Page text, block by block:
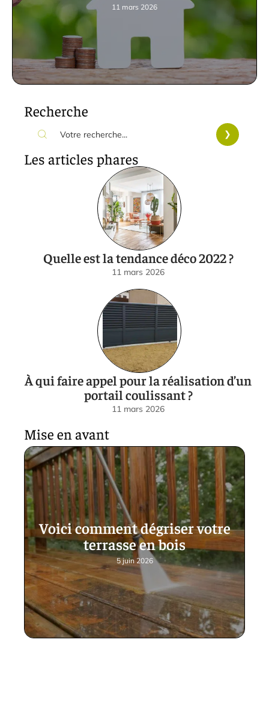
11 mars 2026
Recherche
Les articles phares
Quelle est la tendance déco 2022 ?
11 mars 2026
À qui faire appel pour la réalisation d’un
portail coulissant ?
11 mars 2026
Mise en avant
Voici comment dégriser votre
terrasse en bois
5 juin 2026